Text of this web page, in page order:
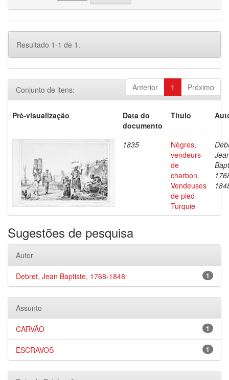
Resultado 1-1 de 1.
Anterior 1 Próximo
Conjunto de itens:
Pré-visualização
Data do
documento
Título
1835
Nègres,
vendeurs
de
charbon.
Vendeuses
de pled
Turquie
Sugestões de pesquisa
Autor
1
Debret, Jean Baptiste, 1768-1848
Assunto
1
CARVÃO
1
ESCRAVOS